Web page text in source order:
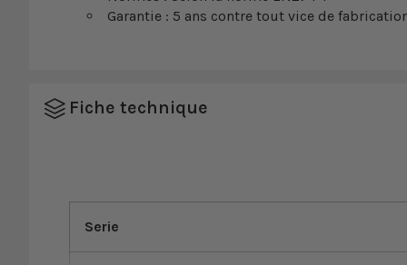
Garantie : 5 ans contre tout vice de
Fiche technique
Serie